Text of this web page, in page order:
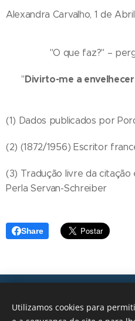
Alexandra Carvalho, 1 de
"O que faz?" –
"Divirto-me a
(1) Dados publicados por
(2) (1872/1956) Escritor
(3) Tradução livre da citação
Perla Servan-Schreiber
Share
Utilizamos cookies para